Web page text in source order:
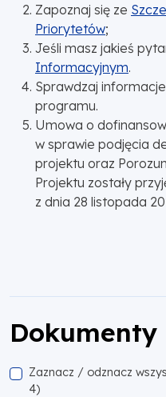
Zapoznaj się ze
Priorytetów;
Jeśli masz jakieś
Informacyjnym.
Sprawdzaj
programu.
Umowa o
w sprawie podjęcia
projektu oraz
Projektu zostały
z dnia 28 listopada
Dokumenty
Zaznacz / odznacz
4)